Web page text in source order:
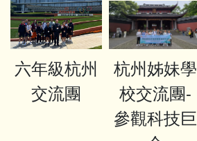
六年級杭州
交流團
杭州姊妹學
校交流團-
參觀科技巨